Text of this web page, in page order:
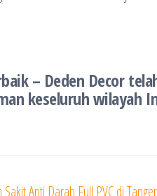
– Deden Decor
keseluruh wilayah
Anti Darah Full PVC di